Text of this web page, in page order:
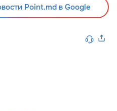
Point.md в Google